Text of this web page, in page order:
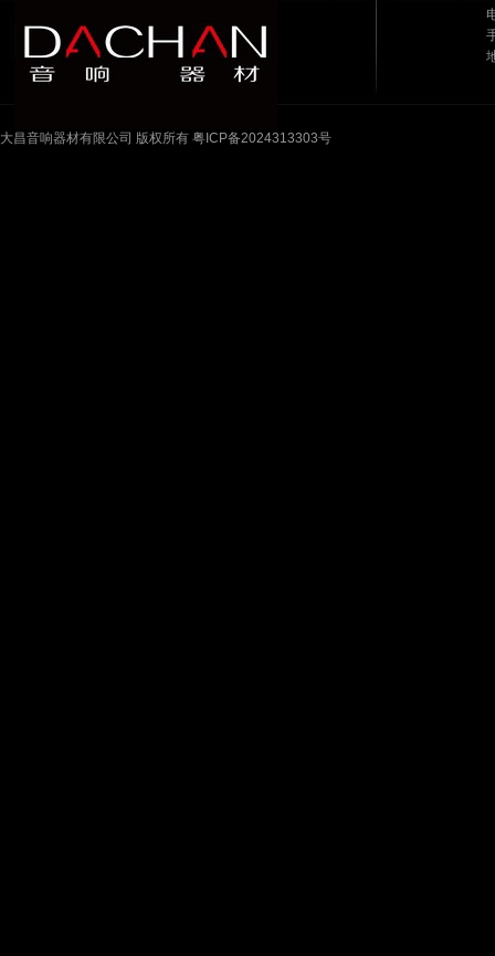
大昌音响器材有限公司 版权所有 粤ICP备2024313303号